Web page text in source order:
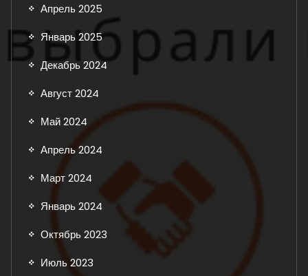
Апрель 2025
Январь 2025
Декабрь 2024
Август 2024
Май 2024
Апрель 2024
Март 2024
Январь 2024
Октябрь 2023
Июль 2023